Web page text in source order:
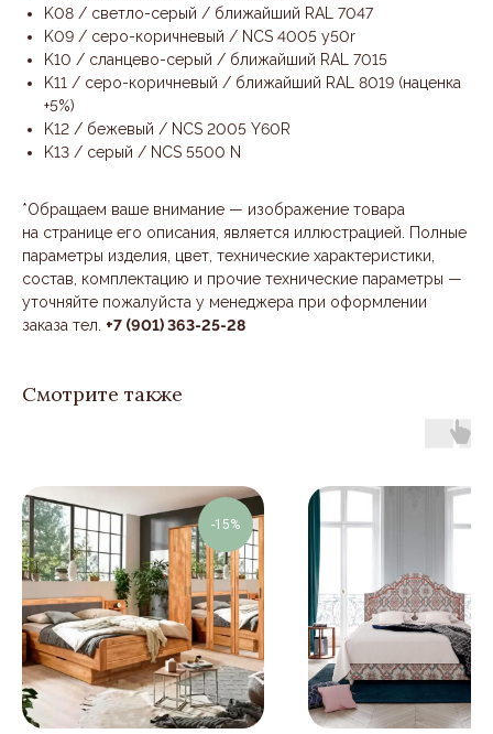
K08 / светло-серый / ближайший RAL 7047
K09 / серо-коричневый / NCS 4005 y50r
K10 / сланцево-серый / ближайший RAL 7015
K11 / серо-коричневый / ближайший RAL 8019 (наценка
+5%)
K12 / бежевый / NCS 2005 Y60R
K13 / серый / NCS 5500 N
*Обращаем ваше внимание — изображение товара
на странице его описания, является иллюстрацией. Полные
параметры изделия, цвет, технические характеристики,
состав, комплектацию и прочие технические параметры —
уточняйте пожалуйста у менеджера при оформлении
заказа тел. +7 (901) 363-25-28
Смотрите также
-15%